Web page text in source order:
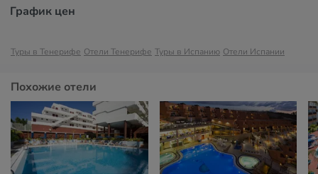
График цен
Туры в Тенерифе Отели Тенерифе Туры в Испанию Отели Испании
Похожие отели